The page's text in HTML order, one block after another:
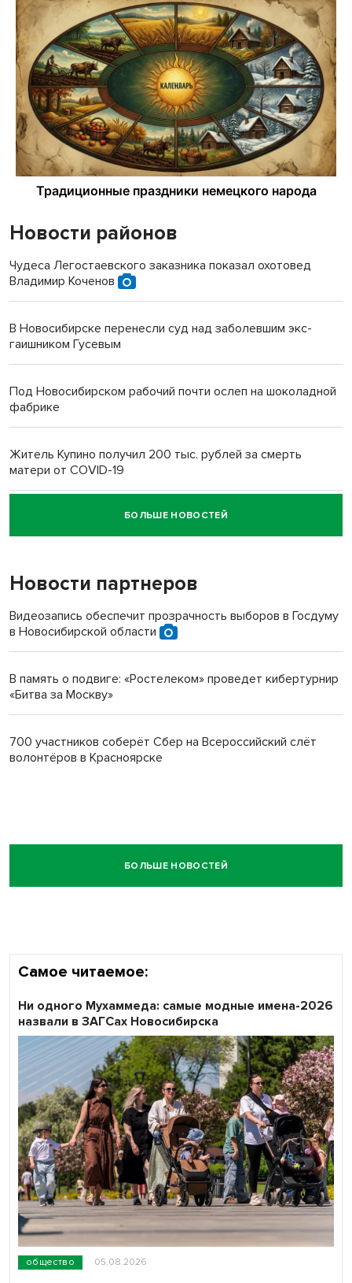
Новости районов
Чудеса Легостаевского заказника показал охотовед
Владимир Коченов
В Новосибирске перенесли суд над заболевшим экс-
гаишником Гусевым
Под Новосибирском рабочий почти ослеп на шоколадной
фабрике
Житель Купино получил 200 тыс. рублей за смерть
матери от COVID-19
Новосибирский суд наказал водителя за смерть
пенсионерки на вокзале
БОЛЬШЕ НОВОСТЕЙ
Новости партнеров
Видеозапись обеспечит прозрачность выборов в Госдуму
в Новосибирской области
В память о подвиге: «Ростелеком» проведет кибертурнир
«Битва за Москву»
700 участников соберёт Сбер на Всероссийский слёт
волонтёров в Красноярске
БОЛЬШЕ НОВОСТЕЙ
Самое читаемое:
общество 05.08.2026
Ни одного Мухаммеда: самые модные имена-2026
назвали в ЗАГСах Новосибирска